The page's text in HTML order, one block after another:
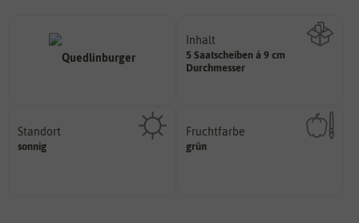
Inhalt
5 Saatscheiben á 9 cm
Durchmesser
Wie viel ist enthalten
Standort
sonnig
Pflanze? (schattig, halbschattig,
sonnig, vollsonnig)
Fruchtfarbe
grün
sie nach dem Reifungsprozess
hat.